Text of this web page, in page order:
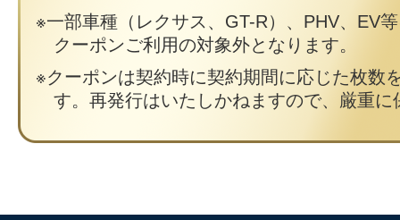
一部車種（レクサス、GT-R）、PHV、EV
クーポンご利用の対象外となります。
クーポンは契約時に契約期間に応じた枚数
す。再発行はいたしかねますので、厳重に